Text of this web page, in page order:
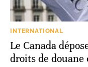
INTERNATIONAL
Le Canada
droits de